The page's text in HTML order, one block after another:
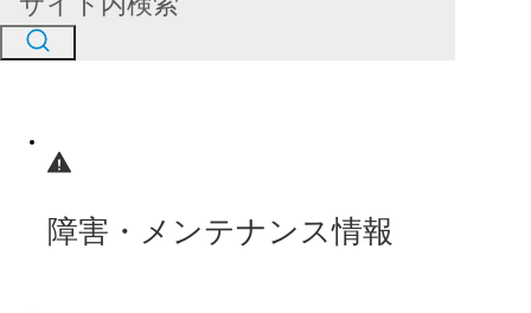
障害・メンテナンス情報